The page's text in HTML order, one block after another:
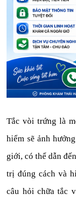
Tắc vòi trứng là
hiểm sẽ ảnh
giới, có thể dẫn
trị đúng cách và
câu hỏi chữa tắc